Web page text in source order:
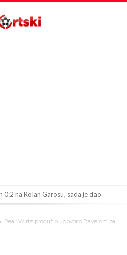
na Rolan Garosu, sada je dao
“plafon” za Bredlija Barkolu?
– odbijena!
Real: Wirtz produžio ugovor s Bayerom za